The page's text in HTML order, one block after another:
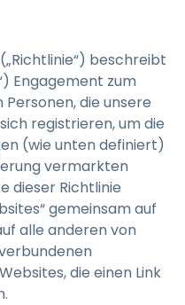
beschreibt
Engagement zum
die unsere
registrieren, um die
(wie unten definiert)
vermarkten
dieser Richtlinie
gemeinsam auf
alle anderen von
die einen Link